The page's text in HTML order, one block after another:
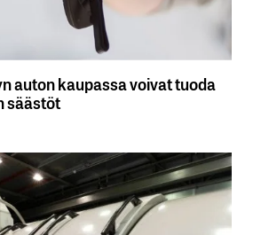
auton kaupassa voivat tuoda
säästöt